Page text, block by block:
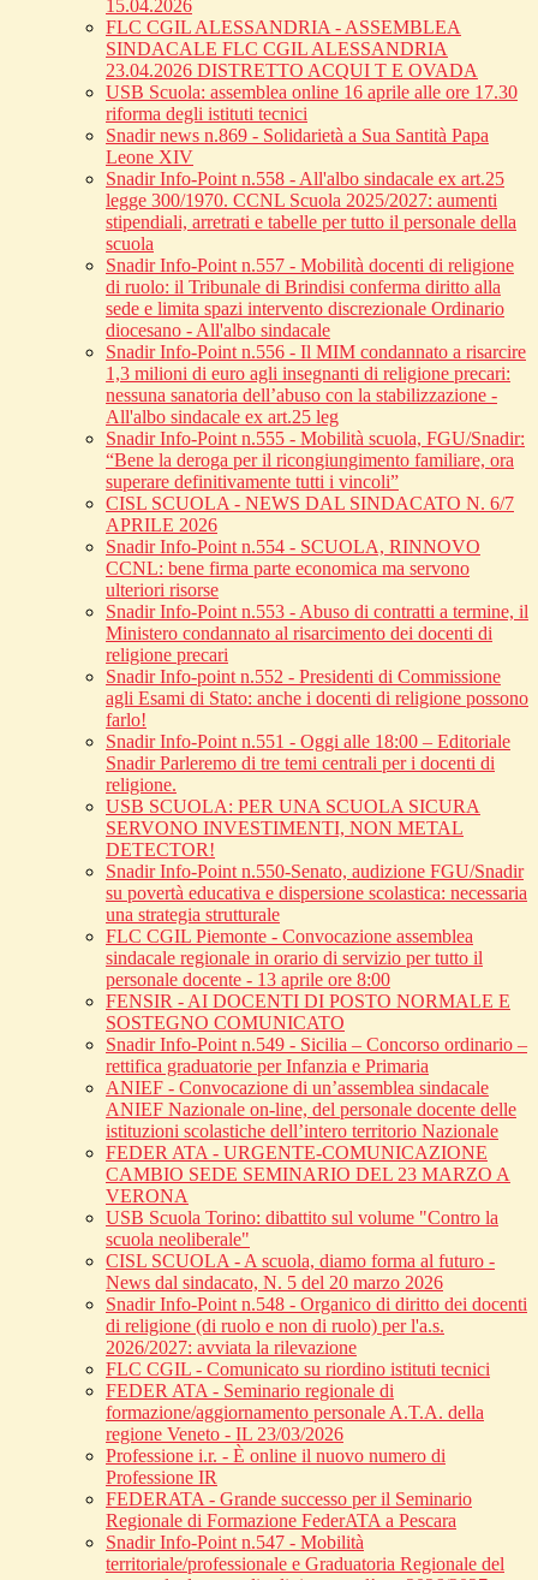
15.04.2026
FLC CGIL ALESSANDRIA - ASSEMBLEA
SINDACALE FLC CGIL ALESSANDRIA
23.04.2026 DISTRETTO ACQUI T E OVADA
USB Scuola: assemblea online 16 aprile alle ore 17.30
riforma degli istituti tecnici
Snadir news n.869 - Solidarietà a Sua Santità Papa
Leone XIV
Snadir Info-Point n.558 - All'albo sindacale ex art.25
legge 300/1970. CCNL Scuola 2025/2027: aumenti
stipendiali, arretrati e tabelle per tutto il personale della
scuola
Snadir Info-Point n.557 - Mobilità docenti di religione
di ruolo: il Tribunale di Brindisi conferma diritto alla
sede e limita spazi intervento discrezionale Ordinario
diocesano - All'albo sindacale
Snadir Info-Point n.556 - Il MIM condannato a risarcire
1,3 milioni di euro agli insegnanti di religione precari:
nessuna sanatoria dell’abuso con la stabilizzazione -
All'albo sindacale ex art.25 leg
Snadir Info-Point n.555 - Mobilità scuola, FGU/Snadir:
“Bene la deroga per il ricongiungimento familiare, ora
superare definitivamente tutti i vincoli”
CISL SCUOLA - NEWS DAL SINDACATO N. 6/7
APRILE 2026
Snadir Info-Point n.554 - SCUOLA, RINNOVO
CCNL: bene firma parte economica ma servono
ulteriori risorse
Snadir Info-Point n.553 - Abuso di contratti a termine, il
Ministero condannato al risarcimento dei docenti di
religione precari
Snadir Info-point n.552 - Presidenti di Commissione
agli Esami di Stato: anche i docenti di religione possono
farlo!
Snadir Info-Point n.551 - Oggi alle 18:00 – Editoriale
Snadir Parleremo di tre temi centrali per i docenti di
religione.
USB SCUOLA: PER UNA SCUOLA SICURA
SERVONO INVESTIMENTI, NON METAL
DETECTOR!
Snadir Info-Point n.550-Senato, audizione FGU/Snadir
su povertà educativa e dispersione scolastica: necessaria
una strategia strutturale
FLC CGIL Piemonte - Convocazione assemblea
sindacale regionale in orario di servizio per tutto il
personale docente - 13 aprile ore 8:00
FENSIR - AI DOCENTI DI POSTO NORMALE E
SOSTEGNO COMUNICATO
Snadir Info-Point n.549 - Sicilia – Concorso ordinario –
rettifica graduatorie per Infanzia e Primaria
ANIEF - Convocazione di un’assemblea sindacale
ANIEF Nazionale on-line, del personale docente delle
istituzioni scolastiche dell’intero territorio Nazionale
FEDER ATA - URGENTE-COMUNICAZIONE
CAMBIO SEDE SEMINARIO DEL 23 MARZO A
VERONA
USB Scuola Torino: dibattito sul volume "Contro la
scuola neoliberale"
CISL SCUOLA - A scuola, diamo forma al futuro -
News dal sindacato, N. 5 del 20 marzo 2026
Snadir Info-Point n.548 - Organico di diritto dei docenti
di religione (di ruolo e non di ruolo) per l'a.s.
2026/2027: avviata la rilevazione
FLC CGIL - Comunicato su riordino istituti tecnici
FEDER ATA - Seminario regionale di
formazione/aggiornamento personale A.T.A. della
regione Veneto - IL 23/03/2026
Professione i.r. - È online il nuovo numero di
Professione IR
FEDERATA - Grande successo per il Seminario
Regionale di Formazione FederATA a Pescara
Snadir Info-Point n.547 - Mobilità
territoriale/professionale e Graduatoria Regionale del